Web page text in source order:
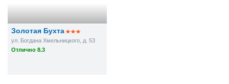
Золотая Бухта
ул. Богдана Хмельницкого, д. 53
Отлично 8.3